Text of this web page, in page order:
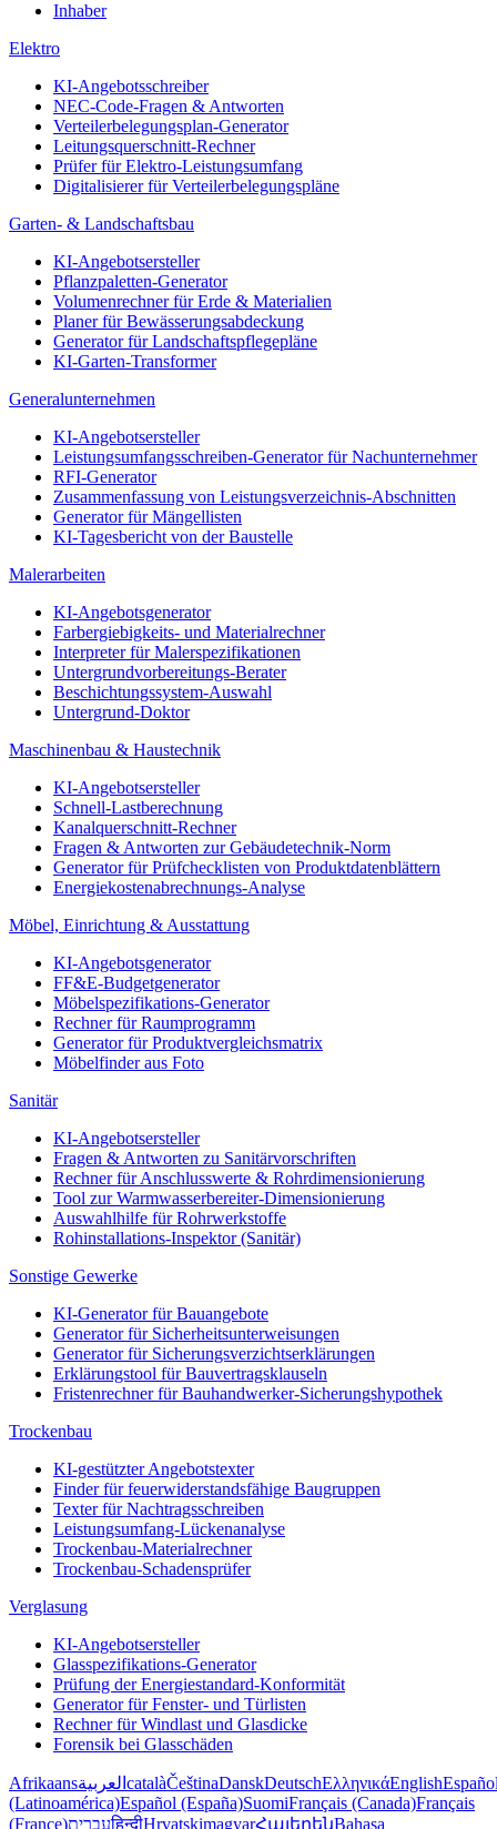
Inhaber
Elektro
KI-Angebotsschreiber
NEC-Code-Fragen & Antworten
Verteilerbelegungsplan-Generator
Leitungsquerschnitt-Rechner
Prüfer für Elektro-Leistungsumfang
Digitalisierer für Verteilerbelegungspläne
Garten- & Landschaftsbau
KI-Angebotsersteller
Pflanzpaletten-Generator
Volumenrechner für Erde & Materialien
Planer für Bewässerungsabdeckung
Generator für Landschaftspflegepläne
KI-Garten-Transformer
Generalunternehmen
KI-Angebotsersteller
Leistungsumfangsschreiben-Generator für Nachunternehmer
RFI-Generator
Zusammenfassung von Leistungsverzeichnis-Abschnitten
Generator für Mängellisten
KI-Tagesbericht von der Baustelle
Malerarbeiten
KI-Angebotsgenerator
Farbergiebigkeits- und Materialrechner
Interpreter für Malerspezifikationen
Untergrundvorbereitungs-Berater
Beschichtungssystem-Auswahl
Untergrund-Doktor
Maschinenbau & Haustechnik
KI-Angebotsersteller
Schnell-Lastberechnung
Kanalquerschnitt-Rechner
Fragen & Antworten zur Gebäudetechnik-Norm
Generator für Prüfchecklisten von Produktdatenblättern
Energiekostenabrechnungs-Analyse
Möbel, Einrichtung & Ausstattung
KI-Angebotsgenerator
FF&E-Budgetgenerator
Möbelspezifikations-Generator
Rechner für Raumprogramm
Generator für Produktvergleichsmatrix
Möbelfinder aus Foto
Sanitär
KI-Angebotsersteller
Fragen & Antworten zu Sanitärvorschriften
Rechner für Anschlusswerte & Rohrdimensionierung
Tool zur Warmwasserbereiter-Dimensionierung
Auswahlhilfe für Rohrwerkstoffe
Rohinstallations-Inspektor (Sanitär)
Sonstige Gewerke
KI-Generator für Bauangebote
Generator für Sicherheitsunterweisungen
Generator für Sicherungsverzichtserklärungen
Erklärungstool für Bauvertragsklauseln
Fristenrechner für Bauhandwerker-Sicherungshypothek
Trockenbau
KI-gestützter Angebotstexter
Finder für feuerwiderstandsfähige Baugruppen
Texter für Nachtragsschreiben
Leistungsumfang-Lückenanalyse
Trockenbau-Materialrechner
Trockenbau-Schadensprüfer
Verglasung
KI-Angebotsersteller
Glasspezifikations-Generator
Prüfung der Energiestandard-Konformität
Generator für Fenster- und Türlisten
Rechner für Windlast und Glasdicke
Forensik bei Glasschäden
Afrikaansالعربية catalàČeštinaDanskDeutschΕλληνικάEnglish
(Latinoamérica)Español (España)SuomiFrançais (Canada)Français
(France)עבריתहिन्दीHrvatskimagyarՀայերենBahasa